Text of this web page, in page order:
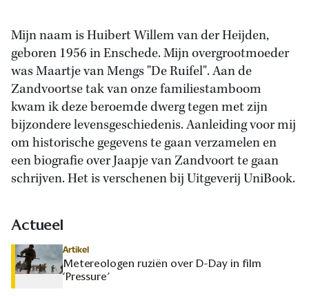
Mijn naam is Huibert Willem van der Heijden,
geboren 1956 in Enschede. Mijn overgrootmoeder
was Maartje van Mengs "De Ruifel". Aan de
Zandvoortse tak van onze familiestamboom
kwam ik deze beroemde dwerg tegen met zijn
bijzondere levensgeschiedenis. Aanleiding voor mij
om historische gegevens te gaan verzamelen en
een biografie over Jaapje van Zandvoort te gaan
schrijven. Het is verschenen bij Uitgeverij UniBook.
Actueel
Artikel
Metereologen ruziën over D-Day in film
‘Pressure’